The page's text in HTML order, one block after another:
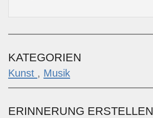
KATEGORIEN
Kunst , Musik
ERINNERUNG ERSTELLEN